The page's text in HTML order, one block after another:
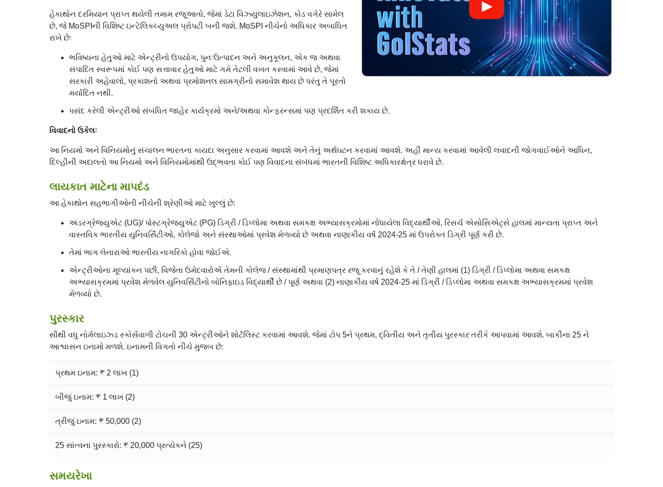
હેકાથોન દરમિયાન પ્રાપ્ત થયેલી તમામ રજૂઆતો, જેમાં ડેટા વિઝ્યુલાઇઝેશન, કોડ વગેરે સામેલ
છે, જે MoSPIની વિશિષ્ટ ઇન્ટેલિક્ચ્યુઅલ પ્રોપટી બની જશે. MoSPI નીચેનો અધિકાર અબાધિત
રાખે છેઃ
ભવિષ્યના હેતુઓ માટે એન્ટ્રીનો ઉપયોગ, પુનઃઉત્પાદન અને અનુકૂલન, એક જ અથવા
સંપાદિત સ્વરૂપમાં કોઈ પણ સત્તાવાર હેતુઓ માટે ગમે તેટલી વખત કરવામાં આવે છે, જેમાં
સરકારી અહેવાલો, પ્રકાશનો અથવા પ્રમોશનલ સામગ્રીનો સમાવેશ થાય છે પરંતુ તે પૂરતો
મર્યાદિત નથી.
પસંદ કરેલી એન્ટ્રીઓ સંબંધિત જાહેર કાર્યક્રમો અને/અથવા કોન્ફરન્સમાં પણ પ્રદર્શિત કરી શકાય છે.
વિવાદનો ઉકેલઃ
આ નિયમો અને વિનિયમોનું સંચાલન ભારતના કાયદા અનુસાર કરવામાં આવશે અને તેનું અર્થઘટન કરવામાં આવશે. અહીં માન્ય કરવામાં આવેલી લવાદની જોગવાઈઓને આધિન,
દિલ્હીની અદાલતો આ નિયમો અને વિનિયમોમાંથી ઉદ્ભવતા કોઈ પણ વિવાદના સંબંધમાં ભારતની વિશિષ્ટ અધિકારક્ષેત્ર ધરાવે છે.
લાયકાત માટેના માપદંડ
આ હેકાથોન સહભાગીઓની નીચેની શ્રેણીઓ માટે ખુલ્લું છે:
અંડરગ્રેજ્યુએટ (UG)/ પોસ્ટગ્રેજ્યુએટ (PG) ડિગ્રી / ડિપ્લોમા અથવા સમકક્ષ અભ્યાસક્રમોમાં નોંધાયેલા વિદ્યાર્થીઓ, રિસર્ચ એસોસિએટ્સે હાલમાં માન્યતા પ્રાપ્ત અને
વાસ્તવિક ભારતીય યુનિવર્સિટીઓ, કોલેજો અને સંસ્થાઓમાં પ્રવેશ મેળવ્યો છે અથવા નાણાકીય વર્ષ 2024-25 માં ઉપરોક્ત ડિગ્રી પૂર્ણ કરી છે.
તેમાં ભાગ લેનારાઓ ભારતીય નાગરિકો હોવા જોઈએ.
એન્ટ્રીઓના મૂલ્યાંકન પછી, વિજેતા ઉમેદવારોએ તેમની કોલેજ / સંસ્થામાંથી પ્રમાણપત્ર રજૂ કરવાનું રહેશે કે તે / તેણી હાલમાં (1) ડિગ્રી / ડિપ્લોમા અથવા સમકક્ષ
અભ્યાસક્રમમાં પ્રવેશ મેળવેલ યુનિવર્સિટીનો બોનિફાઇડ વિદ્યાર્થી છે / પૂર્ણ અથવા (2) નાણાકીય વર્ષ 2024-25 માં ડિગ્રી / ડિપ્લોમા અથવા સમકક્ષ અભ્યાસક્રમમાં પ્રવેશ
મેળવ્યો છે.
પુરસ્કાર
સૌથી વધુ નોર્મલાઇઝ્ડ સ્કોર્સવાળી ટોચની 30 એન્ટ્રીઓને શોર્ટલિસ્ટ કરવામાં આવશે. જેમાં ટોપ 5ને પ્રથમ, દ્વિતીય અને તૃતીય પુરસ્કાર તરીકે આપવામાં આવશે. બાકીના 25 ને
આશ્વાસન ઇનામો મળશે. ઇનામની વિગતો નીચે મુજબ છે:
પ્રથમ ઇનામ: ₹ 2 લાખ (1)
બીજું ઇનામ: ₹ 1 લાખ (2)
ત્રીજું ઇનામ: ₹ 50,000 (2)
25 સાંત્વના પુરસ્કારો: ₹ 20,000 પ્રત્યેકને (25)
સમયરેખા